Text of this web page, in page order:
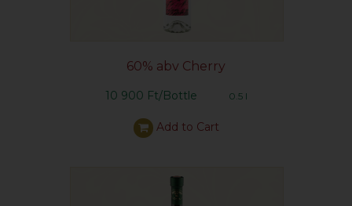
60% abv Cherry
10 900 Ft/Bottle 0.5 l
Add to Cart